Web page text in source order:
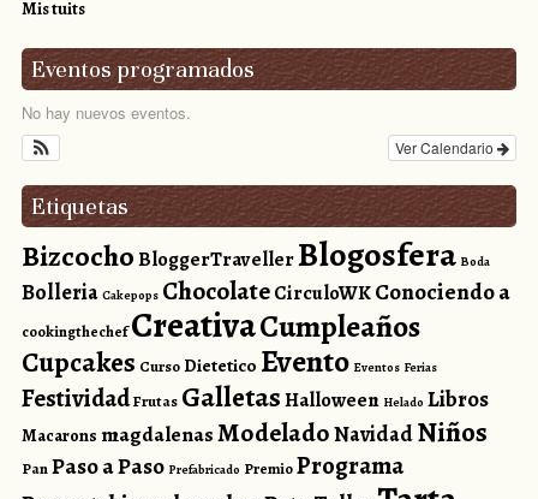
Mis tuits
Eventos programados
No hay nuevos eventos.
Ver Calendario
Etiquetas
BizcochoBloggerTravellerBlogosfera Boda
Bolleria Cakepops ChocolateCirculoWKConociendo a
cookingthechef CreativaCumpleaños
Cupcakes CursoDietetico Evento Eventos Ferias
FestividadFrutas GalletasHalloween Helado Libros
Macarons magdalenasModeladoNavidadNiños
PanPaso a Paso Prefabricado PremioPrograma